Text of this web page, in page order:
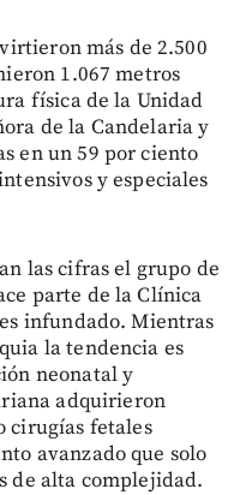
más de 2.500
1.067 metros
física de la Unidad
de la Candelaria y
en un 59 por ciento
y especiales
las cifras el grupo de
parte de la Clínica
infundado. Mientras
la tendencia es
neonatal y
adquirieron
cirugías fetales
avanzado que solo
de alta complejidad.